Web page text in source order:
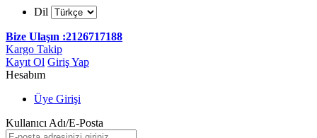
Dil
Bize Ulaşın :2126717188
Kargo Takip
Kayıt Ol Giriş Yap
Hesabım
Üye Girişi
Kullanıcı Adı/E-Posta